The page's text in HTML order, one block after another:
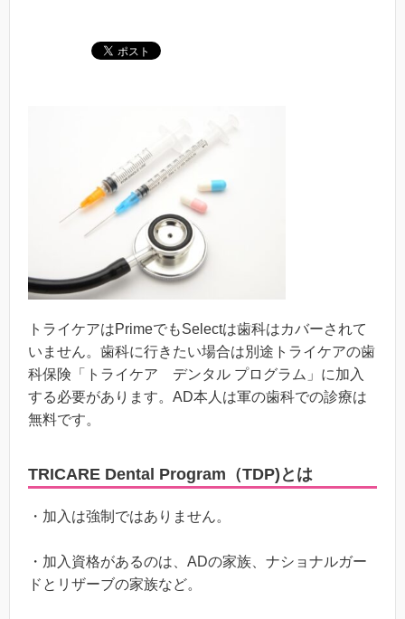
トライケアはPrimeでもSelectは歯科はカバーされて
いません。歯科に行きたい場合は別途トライケアの歯
科保険「トライケア デンタル プログラム」に加入
する必要があります。AD本人は軍の歯科での診療は
無料です。
TRICARE Dental Program（TDP)とは
・加入は強制ではありません。
・加入資格があるのは、ADの家族、ナショナルガー
ドとリザーブの家族など。